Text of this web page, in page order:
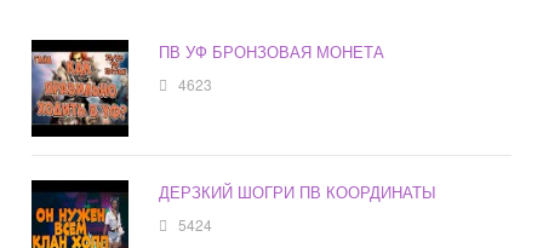
ПВ УФ БРОНЗОВАЯ МОНЕТА
4623
ДЕРЗКИЙ ШОГРИ ПВ КООРДИНАТЫ
5424